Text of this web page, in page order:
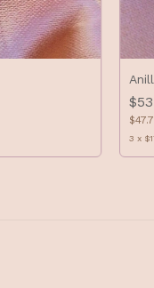
3 x